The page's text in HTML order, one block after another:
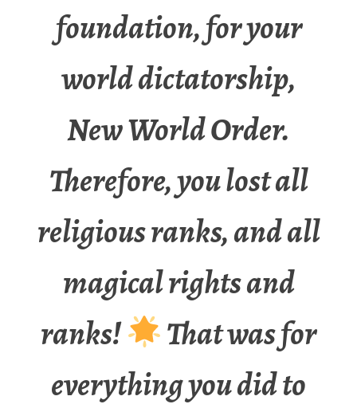
foundation, for your
world dictatorship,
New World Order.
Therefore, you lost all
religious ranks, and all
magical rights and
ranks!
That was for
everything you did to